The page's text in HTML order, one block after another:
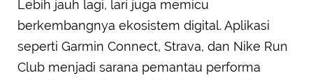
Lebih jauh lagi, lari juga memicu
berkembangnya ekosistem digital. Aplikasi
seperti Garmin Connect, Strava, dan Nike Run
Club menjadi sarana pemantau performa